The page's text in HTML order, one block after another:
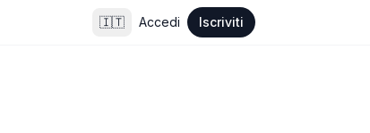
🇮🇹 Accedi Iscriviti